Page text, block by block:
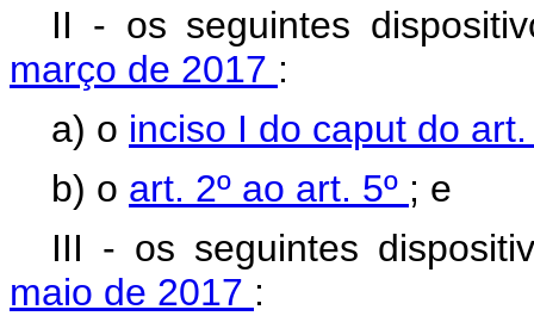
II - os seguintes
março de 2017 :
a) o inciso I do caput do
b) o art. 2º ao art. 5º ; e
III - os seguintes
maio de 2017 :